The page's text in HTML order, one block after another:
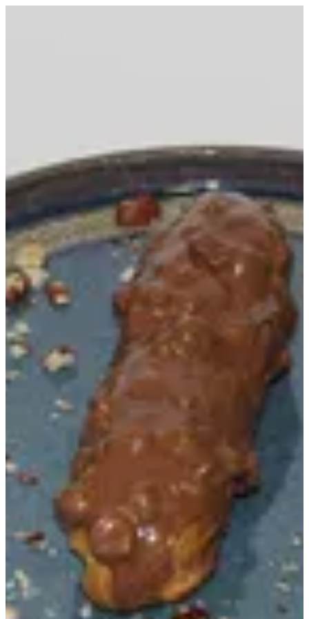
EN
تسجيل الدخول
EN
Chocolate Eclair
104 ج.م
تعليمات خاصة
Chocolate Eclair | Croissant D Alexia